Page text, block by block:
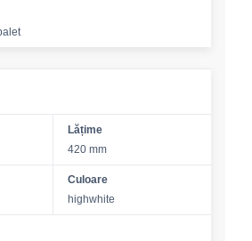
Lățime
420 mm
Culoare
highwhite